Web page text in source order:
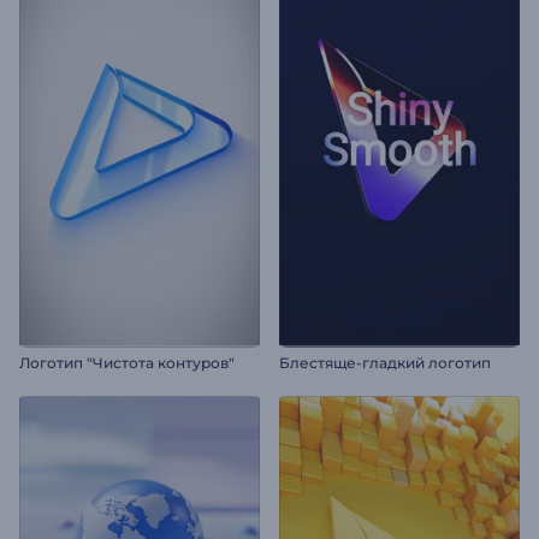
Логотип "Чистота контуров" Блестяще-гладкий логотип